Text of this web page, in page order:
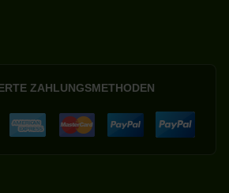
ZAHLUNGSMETHODEN